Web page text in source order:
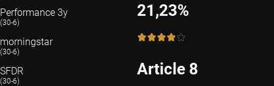
Performance 3y
(30-6)
21,23%
morningstar
(30-6)
4 / 5
SFDR
(30-6)
Article 8